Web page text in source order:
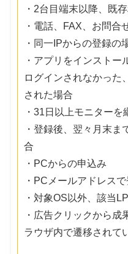
・2台目端末以降、既
・電話、FAX、お問合
・同一IPからの登録の
・アプリをインストー
ログインされなかった
された場合
・31日以上モニター
・登録後、翌々月末
合
・PCからの申込み
・PCメールアドレス
・対象OS以外、該当
・広告クリックから
ラウザ内で遷移されて